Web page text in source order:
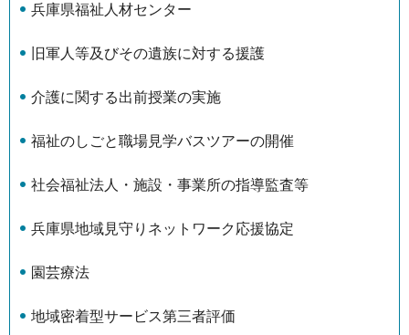
兵庫県福祉人材センター
旧軍人等及びその遺族に対する援護
介護に関する出前授業の実施
福祉のしごと職場見学バスツアーの開催
社会福祉法人・施設・事業所の指導監査等
兵庫県地域見守りネットワーク応援協定
園芸療法
地域密着型サービス第三者評価